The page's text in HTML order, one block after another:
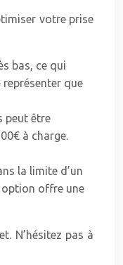
votre prise
bas, ce qui
représenter que
peut être
à charge.
la limite d’un
option offre une
N’hésitez pas à